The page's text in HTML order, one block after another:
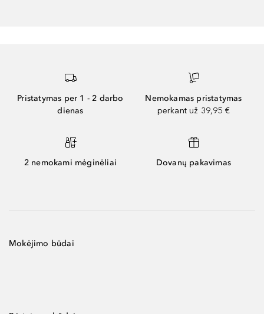
Pristatymas per 1 - 2 darbo
dienas
Nemokamas pristatymas
perkant už 39,95 €
2 nemokami mėginėliai Dovanų pakavimas
Mokėjimo būdai